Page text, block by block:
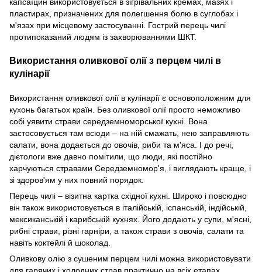
пластирах, призначених для полегшення болю в суглобах і
м'язах при місцевому застосуванні. Гострий перець чилі
протипоказаний людям із захворюваннями ШКТ.
Використання оливкової олії з перцем чилі в
кулінарії
Використання оливкової олії в кулінарії є основоположним для
кухонь багатьох країн. Без оливкової олії просто неможливо
собі уявити страви середземноморської кухні. Вона
застосовується там всюди – на ній смажать, нею заправляють
салати, вона додається до овочів, риби та м'яса. І до речі,
дієтологи вже давно помітили, що люди, які постійно
харчуються стравами Середземномор'я, і виглядають краще, і
зі здоров'ям у них повний порядок.
Перець чилі – візитна картка східної кухні. Широко і повсюдно
він також використовується в італійській, іспанській, індійській,
мексиканській і карибській кухнях. Його додають у супи, м'ясні,
рибні страви, різні гарніри, а також страви з овочів, салати та
навіть коктейлі й шоколад.
Оливкову олію з сушеним перцем чилі можна використовувати
для гарячих і холодних страв практично на всіх етапах